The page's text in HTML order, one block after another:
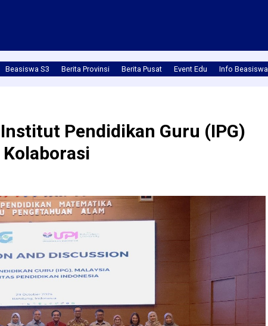
Beasiswa S3 Berita Provinsi Berita Pusat Event Edu Info Beasiswa
Pendidikan Guru (IPG)